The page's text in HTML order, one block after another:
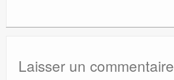
Laisser un commentaire